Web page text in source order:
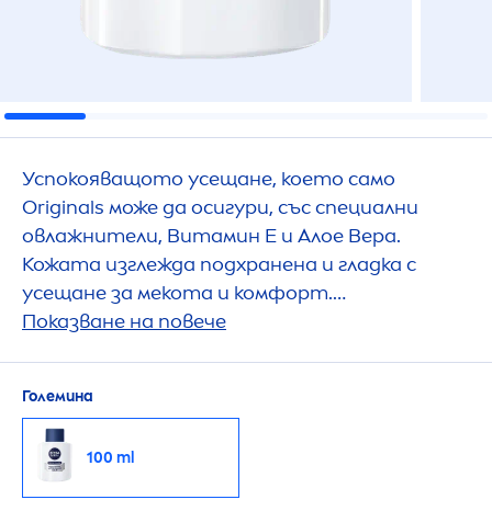
Успокояващото усещане, което само
Originals може да осигури, със специални
овлажнители, Витамин Е и Алое Вера.
Кожата изглежда подхранена и гладка с
усещане за мекота и комфорт.
Дерматологично доказана съвместимост с
Показване на повече
Големина
100 ml